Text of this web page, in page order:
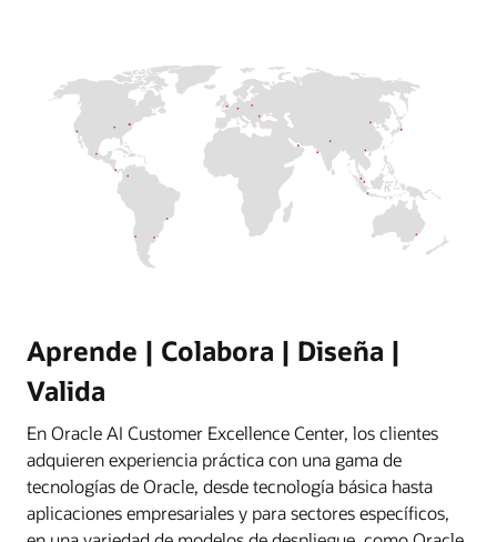
Aprende | Colabora | Diseña |
Valida
En Oracle AI Customer Excellence Center, los clientes
adquieren experiencia práctica con una gama de
tecnologías de Oracle, desde tecnología básica hasta
aplicaciones empresariales y para sectores específicos,